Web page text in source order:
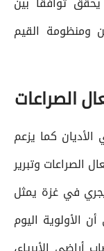
ومنظومة القيم
الصراعات
كما يزعم
الصراعات وتبرير
في غزة يمثل
الأولوية اليوم